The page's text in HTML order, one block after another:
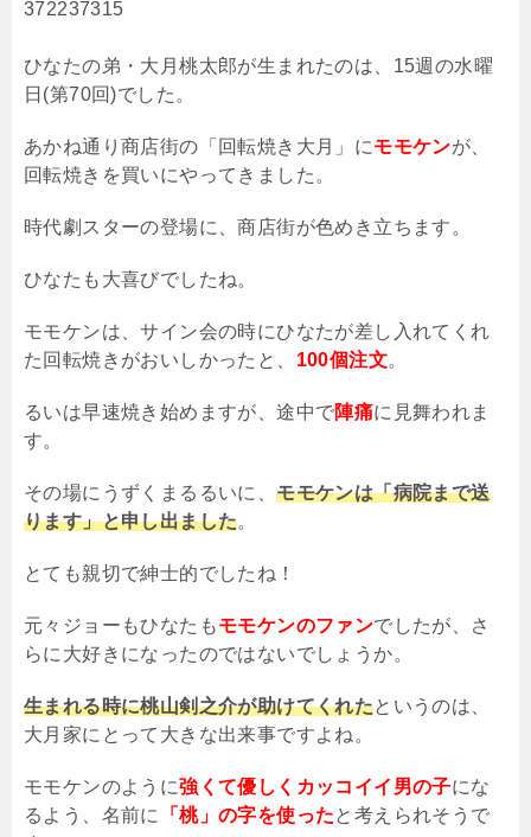
372237315
ひなたの弟・大月桃太郎が生まれたのは、 15週の水曜
日 (第70回)でした。
あかね通り商店街の「回転焼き大月」にモモケンが、
回転焼きを買いにやってきました。
時代劇スターの登場に、商店街が色めき立ちます。
ひなたも大喜びでしたね。
モモケンは、サイン会の時にひなたが差し入れてくれ
た回転焼きがおいしかったと、 100個注文。
るいは早速焼き始めますが、途中で陣痛に見舞われま
す。
その場にうずくまるるいに、モモケンは「病院まで送
ります」と申し出ました。
とても親切で紳士的でしたね！
元々ジョーもひなたもモモケンのファンでしたが、さ
らに大好きになったのではないでしょうか。
生まれる時に桃山剣之介が助けてくれたというのは、
大月家にとって大きな出来事ですよね。
モモケンのように強くて優しくカッコイイ男の子にな
るよう、名前に
「桃」の字を使ったと考えられそうで